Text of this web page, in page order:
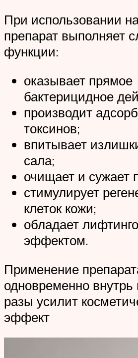
При использовании
препарат выполняет
функции:
оказывает прямое
бактерицидное
производит
токсинов;
впитывает
сала;
очищает и сужает
стимулирует
клеток кожи;
обладает
эффектом.
Применение
одновременно
разы усилит
эффект